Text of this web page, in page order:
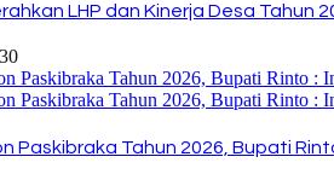
LHP dan Kinerja Desa Tahun
Paskibraka Tahun 2026, Bupati